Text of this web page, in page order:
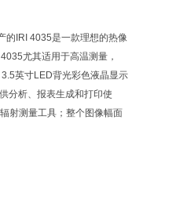
的IRI 4035是一款理想的热像
尤其适用于高温测量，
英寸LED背光彩色液晶显示
分析、报表生成和打印使
射测量工具；整个图像幅面